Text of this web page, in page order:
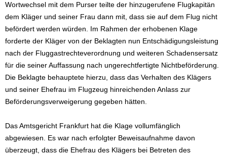
Wortwechsel mit dem Purser teilte der hinzugerufene Flugkapitän
dem Kläger und seiner Frau dann mit, dass sie auf dem Flug nicht
befördert werden würden. Im Rahmen der erhobenen Klage
forderte der Kläger von der Beklagten nun Entschädigungsleistung
nach der Fluggastrechteverordnung und weiteren Schadensersatz
für die seiner Auffassung nach ungerechtfertigte Nichtbeförderung.
Die Beklagte behauptete hierzu, dass das Verhalten des Klägers
und seiner Ehefrau im Flugzeug hinreichenden Anlass zur
Beförderungsverweigerung gegeben hätten.
Das Amtsgericht Frankfurt hat die Klage vollumfänglich
abgewiesen. Es war nach erfolgter Beweisaufnahme davon
überzeugt, dass die Ehefrau des Klägers bei Betreten des